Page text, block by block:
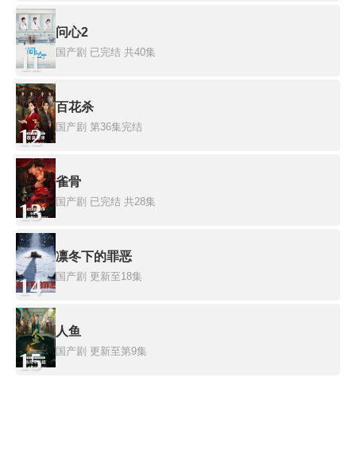
11
问心2
国产剧 已完结 共40集
12
百花杀
国产剧 第36集完结
13
雀骨
国产剧 已完结 共28集
14
凛冬下的罪恶
国产剧 更新至18集
15
人鱼
国产剧 更新至第9集